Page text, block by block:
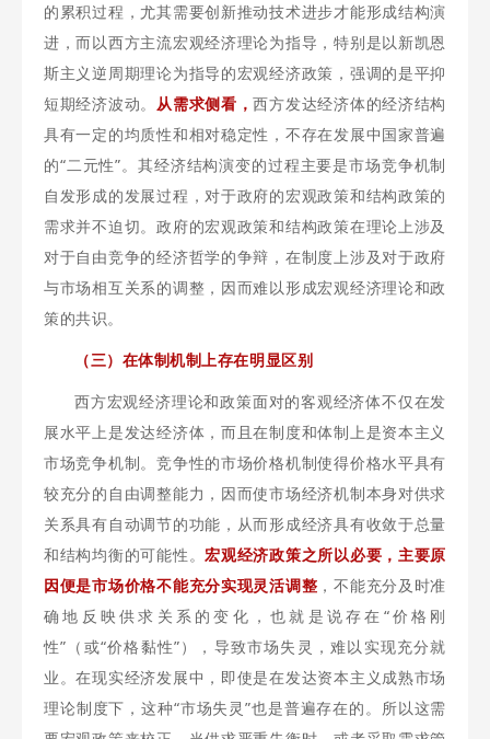
的累积过程，尤其需要创新推动技术进步才能形成结构演
进，而以西方主流宏观经济理论为指导，特别是以新凯恩
斯主义逆周期理论为指导的宏观经济政策，强调的是平抑
短期经济波动。从需求侧看，西方发达经济体的经济结构
具有一定的均质性和相对稳定性，不存在发展中国家普遍
的“二元性”。其经济结构演变的过程主要是市场竞争机制
自发形成的发展过程，对于政府的宏观政策和结构政策的
需求并不迫切。政府的宏观政策和结构政策在理论上涉及
对于自由竞争的经济哲学的争辩，在制度上涉及对于政府
与市场相互关系的调整，因而难以形成宏观经济理论和政
策的共识。
（三）在体制机制上存在明显区别
西方宏观经济理论和政策面对的客观经济体不仅在发
展水平上是发达经济体，而且在制度和体制上是资本主义
市场竞争机制。竞争性的市场价格机制使得价格水平具有
较充分的自由调整能力，因而使市场经济机制本身对供求
关系具有自动调节的功能，从而形成经济具有收敛于总量
和结构均衡的可能性。宏观经济政策之所以必要，主要原
因便是市场价格不能充分实现灵活调整 ，不能充分及时准
确地反映供求关系的变化，也就是说存在“价格刚
性”（或“价格黏性”），导致市场失灵，难以实现充分就
业。在现实经济发展中，即使是在发达资本主义成熟市场
理论制度下，这种“市场失灵”也是普遍存在的。所以这需